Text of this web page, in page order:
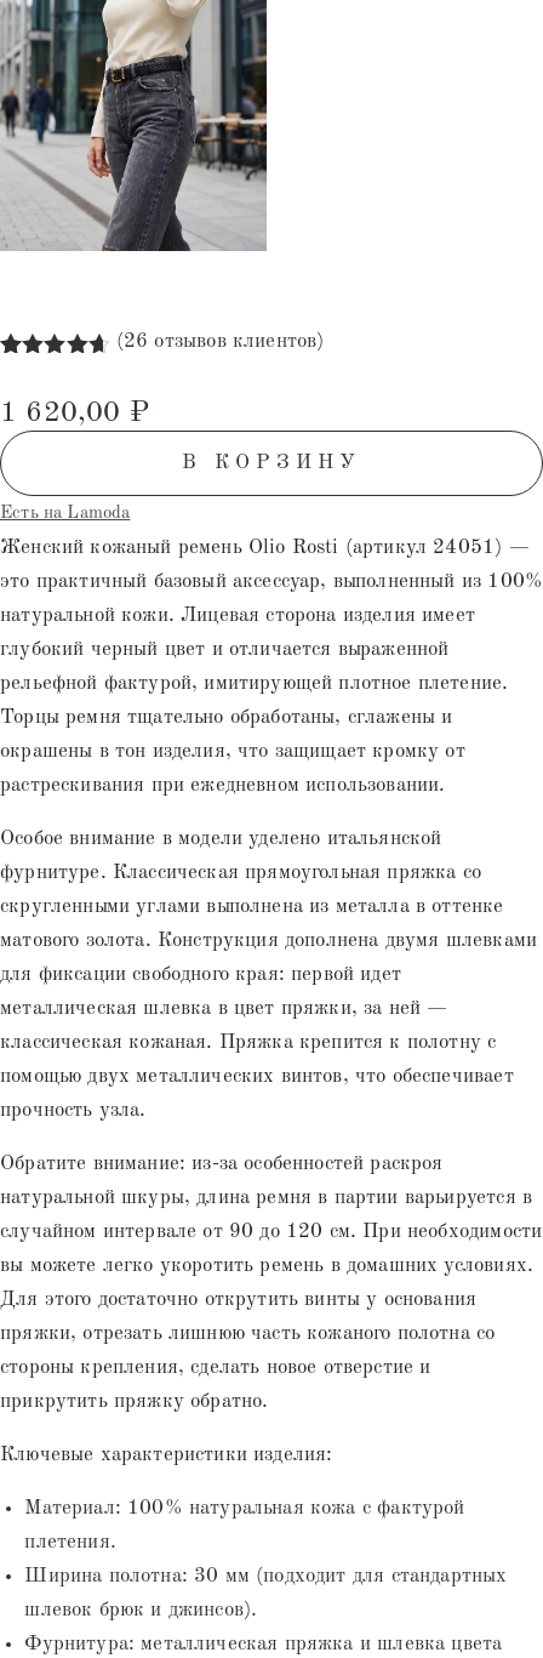
на основе
опроса
пользователей
(26 отзывов клиентов)
1 620,00 ₽
В КОРЗИНУ
Есть на Lamoda
Женский кожаный ремень Olio Rosti (артикул 24051) —
это практичный базовый аксессуар, выполненный из 100%
натуральной кожи. Лицевая сторона изделия имеет
глубокий черный цвет и отличается выраженной
рельефной фактурой, имитирующей плотное плетение.
Торцы ремня тщательно обработаны, сглажены и
окрашены в тон изделия, что защищает кромку от
растрескивания при ежедневном использовании.
Особое внимание в модели уделено итальянской
фурнитуре. Классическая прямоугольная пряжка со
скругленными углами выполнена из металла в оттенке
матового золота. Конструкция дополнена двумя шлевками
для фиксации свободного края: первой идет
металлическая шлевка в цвет пряжки, за ней —
классическая кожаная. Пряжка крепится к полотну с
помощью двух металлических винтов, что обеспечивает
прочность узла.
Обратите внимание: из-за особенностей раскроя
натуральной шкуры, длина ремня в партии варьируется в
случайном интервале от 90 до 120 см. При необходимости
вы можете легко укоротить ремень в домашних условиях.
Для этого достаточно открутить винты у основания
пряжки, отрезать лишнюю часть кожаного полотна со
стороны крепления, сделать новое отверстие и
прикрутить пряжку обратно.
Ключевые характеристики изделия:
Материал: 100% натуральная кожа с фактурой
плетения.
Ширина полотна: 30 мм (подходит для стандартных
шлевок брюк и джинсов).
Фурнитура: металлическая пряжка и шлевка цвета